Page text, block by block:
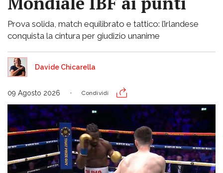
Prova solida, match equilibrato e tattico: l’irlandese
conquista la cintura per giudizio unanime
Davide Chicarella
09 Agosto 2026 Condividi